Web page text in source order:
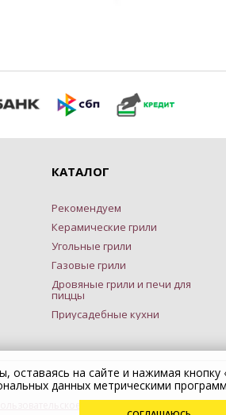
КАТАЛОГ
Рекомендуем
Керамические грили
Угольные грили
Газовые грили
Дровяные грили и печи для
пиццы
Приусадебные кухни
оставаясь на сайте и нажимая
данных метрическими